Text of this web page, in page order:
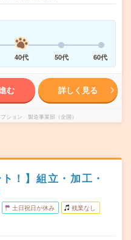
40代 50代 60代
む 詳しく見る
ション 製造事業部（全国）
！】組立・加工・
土日祝日が休み 残業なし